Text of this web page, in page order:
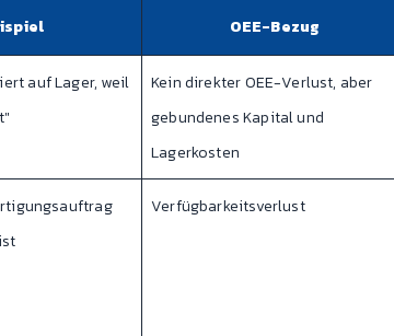
OEE-Bezug
auf Lager, weil
Kein direkter OEE-Verlust, aber
gebundenes Kapital und
Lagerkosten
Verfügbarkeitsverlust